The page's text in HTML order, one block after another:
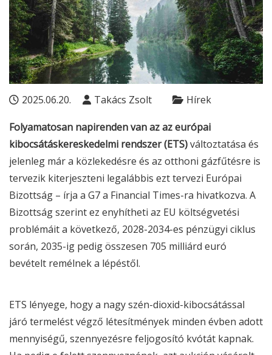
2025.06.20. Takács Zsolt Hírek
Folyamatosan napirenden van az az európai
kibocsátáskereskedelmi rendszer (ETS)változtatása és
jelenleg már a közlekedésre és az otthoni gázfűtésre is
tervezik kiterjeszteni legalábbis ezt tervezi Európai
Bizottság – írja a G7a Financial Times-ra hivatkozva. A
Bizottság szerint ez enyhítheti az EU költségvetési
problémáit a következő, 2028-2034-es pénzügyi ciklus
során, 2035-ig pedig összesen 705 milliárd euró
bevételt remélnek a lépéstől.
ETS lényege, hogy a nagy szén-dioxid-kibocsátással
járó termelést végző létesítmények minden évben adott
mennyiségű, szennyezésre feljogosító kvótát kapnak.